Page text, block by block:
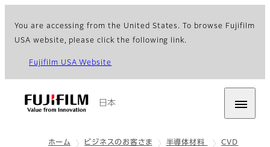
You are accessing from the United States. To browse Fujifilm
USA website, please click the following link.
Fujifilm USA Website
日本
ホーム ビジネスのお客さま 半導体材料
CVD